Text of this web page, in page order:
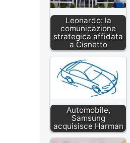
Leonardo: la
comunicazione
strategica affidata
a Cisnetto
Automobile,
Samsung
acquisisce Harman